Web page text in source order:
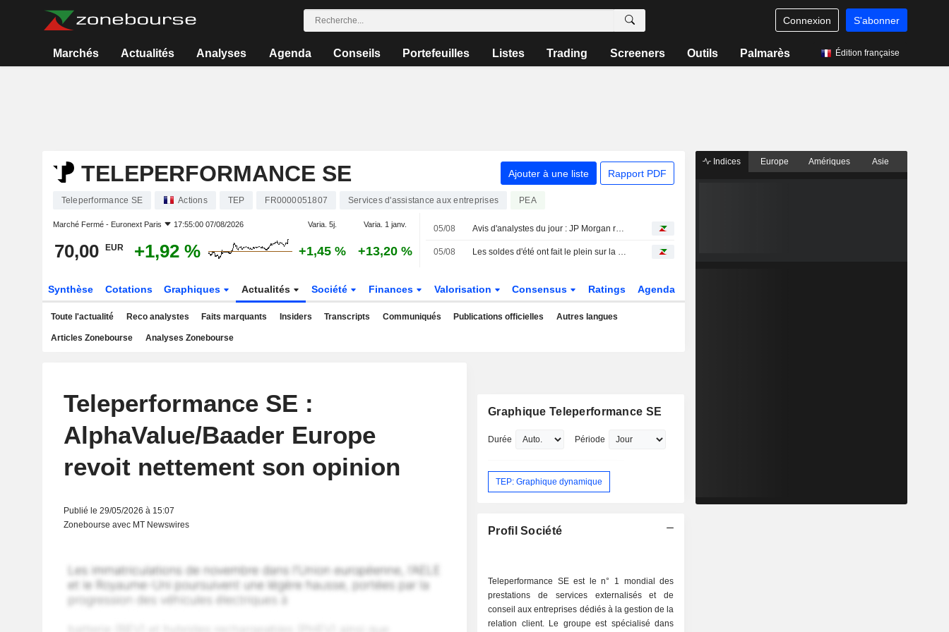
Connexion S'abonner
Marchés Actualités Analyses Agenda Conseils Portefeuilles Listes Trading Screeners Outils Palmarès Édition française
TELEPERFORMANCE SE Ajouter à une liste Rapport PDF
Teleperformance SE Actions TEP FR0000051807 Services d'assistance aux entreprises PEA
Marché Fermé - Euronext Paris 17:55:00 07/08/2026 Varia. 5j. Varia. 1 janv.
70,00 EUR +1,92 % +1,45 % +13,20 %
05/08 Avis d'analystes du jour : JP Morgan repasse positif sur Nexans, nouveaux suivis sur Assystem et GTT
05/08 Les soldes d'été ont fait le plein sur la tech
Synthèse Cotations Graphiques Actualités Société Finances Valorisation Consensus Ratings Agenda
Toute l'actualité Reco analystes Faits marquants Insiders Transcripts Communiqués Publications officielles Autres langues
Articles Zonebourse Analyses Zonebourse
Teleperformance SE :
AlphaValue/Baader Europe
revoit nettement son opinion
Publié le 29/05/2026 à 15:07
Zonebourse avec MT Newswires
Graphique Teleperformance SE
Durée Période
TEP: Graphique dynamique
Profil Société
Teleperformance SE est le n° 1 mondial des
prestations de services externalisés et de
conseil aux entreprises dédiés à la gestion de la
relation client. Le groupe est spécialisé dans
Indices Europe Amériques Asie